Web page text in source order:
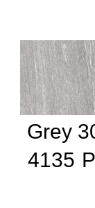
Grey
4135